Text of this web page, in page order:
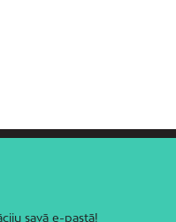
savā e-pastā!